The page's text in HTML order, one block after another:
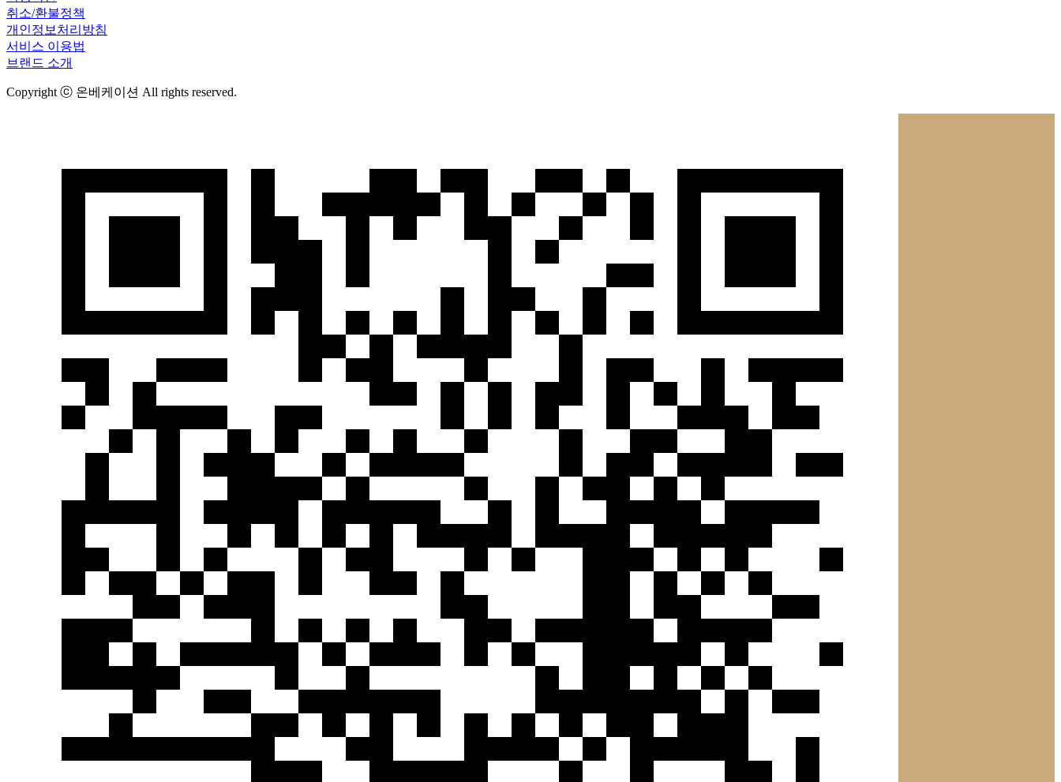
취소/환불정책
개인정보처리방침
서비스 이용법
브랜드 소개
Copyright ⓒ 온베케이션 All rights reserved.